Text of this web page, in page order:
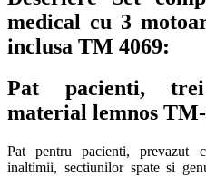
Descriere Set
medical cu 3
Pat pacienti, trei
Pat pentru pacienti, prevazut